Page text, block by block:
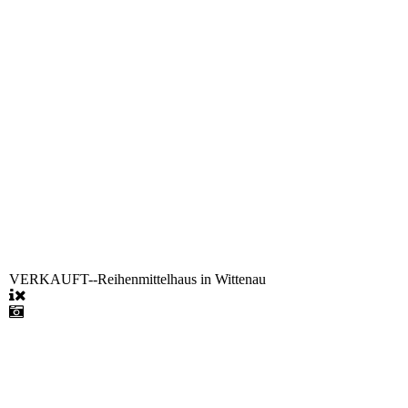
VERKAUFT--Reihenmittelhaus in Wittenau